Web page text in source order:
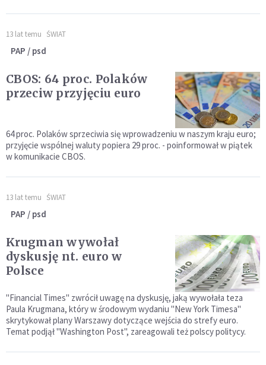
13 lat temu ŚWIAT
PAP / psd
CBOS: 64 proc. Polaków
przeciw przyjęciu euro
64 proc. Polaków sprzeciwia się wprowadzeniu w naszym kraju euro;
przyjęcie wspólnej waluty popiera 29 proc. - poinformował w piątek
w komunikacie CBOS.
13 lat temu ŚWIAT
PAP / psd
Krugman wywołał
dyskusję nt. euro w
Polsce
"Financial Times" zwrócił uwagę na dyskusję, jaką wywołała teza
Paula Krugmana, który w środowym wydaniu "New York Timesa"
skrytykował plany Warszawy dotyczące wejścia do strefy euro.
Temat podjął "Washington Post", zareagowali też polscy politycy.